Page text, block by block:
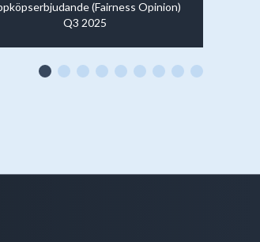
(Fairness Opinion)
Q3 2025